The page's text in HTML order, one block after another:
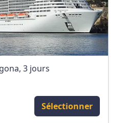
3 jours
Sélectionner